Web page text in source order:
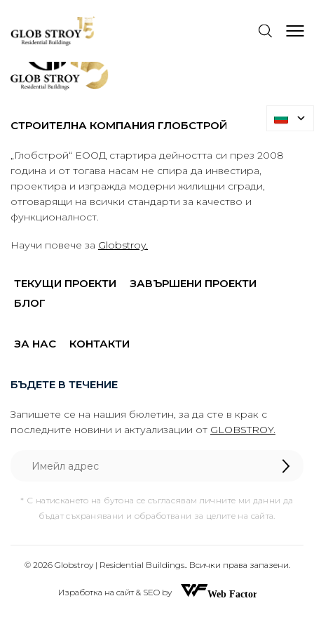
СТРОИТЕЛНА КОМПАНИЯ ГЛОБСТРОЙ
„Глобстрой“ ЕООД стартира дейността си през 2008
година и от тогава насам не спира да инвестира,
проектира и изгражда модерни жилищни сгради,
отговарящи на всички стандарти за качество и
функционалност.
Научи повече за Globstroy.
ТЕКУЩИ ПРОЕКТИ
ЗАВЪРШЕНИ ПРОЕКТИ
БЛОГ
ЗА НАС КОНТАКТИ
БЪДЕТЕ В ТЕЧЕНИЕ
Запишете се на нашия бюлетин, за да сте в крак с
последните новини и актуализации от GLOBSTROY.
* С натискането на бутона се съгласявам личните ми данни да
бъдат съхранявани и обработвани за целите на сайта.
© 2026 Globstroy | Residential Buildings.. Всички права запазени.
Изработка на сайт & SEO by